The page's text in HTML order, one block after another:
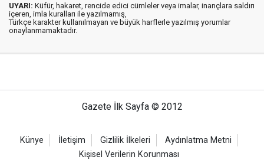
UYARI: Küfür, hakaret, rencide edici cümleler veya imalar, inançlara saldırı
içeren, imla kuralları ile yazılmamış,
Türkçe karakter kullanılmayan ve büyük harflerle yazılmış yorumlar
onaylanmamaktadır.
Gazete İlk Sayfa © 2012
Künye İletişim Gizlilik İlkeleri
Aydınlatma Metni
Kişisel Verilerin Korunması